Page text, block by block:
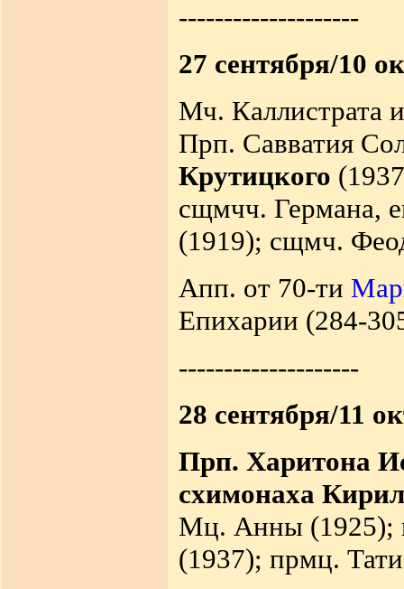
--------------------
27 сентября/10
Мч. Каллистрата
Прп. Савватия
Крутицкого
сщмчч. Германа,
(1919); сщмч.
Апп. от 70-ти
Епихарии (284-
--------------------
28 сентября/11
Прп. Харитона
схимонаха
Мц. Анны (1925);
(1937); прмц.